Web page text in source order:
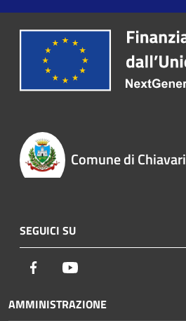
Comune di Chiavari
SEGUICI SU
Facebook
AMMINISTRAZIONE